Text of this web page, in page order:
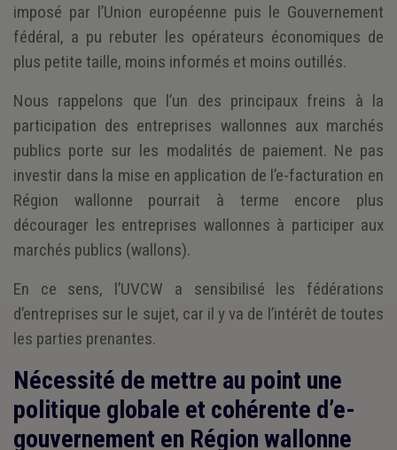
imposé par l’Union européenne puis le Gouvernement
fédéral, a pu rebuter les opérateurs économiques de
plus petite taille, moins informés et moins outillés.
Nous rappelons que l’un des principaux freins à la
participation des entreprises wallonnes aux marchés
publics porte sur les modalités de paiement. Ne pas
investir dans la mise en application de l’e-facturation en
Région wallonne pourrait à terme encore plus
décourager les entreprises wallonnes à participer aux
marchés publics (wallons).
En ce sens, l’UVCW a sensibilisé les fédérations
d’entreprises sur le sujet, car il y va de l’intérêt de toutes
les parties prenantes.
Nécessité de mettre au point une
politique globale et cohérente d’e-
gouvernement en Région wallonne